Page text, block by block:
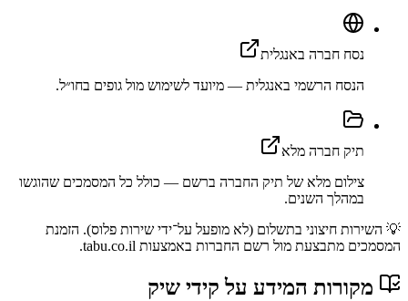
נסח חברה באנגלית
הנסח הרשמי באנגלית — מיועד לשימוש מול גופים בחו״ל.
תיק חברה מלא
צילום מלא של תיק החברה ברשם — כולל כל המסמכים שהוגשו
במהלך השנים.
💡 השירות חיצוני בתשלום (לא מופעל על־ידי שירות פלוס). הזמנת
המסמכים מתבצעת מול רשם החברות באמצעות tabu.co.il.
מקורות המידע על קידי שיק